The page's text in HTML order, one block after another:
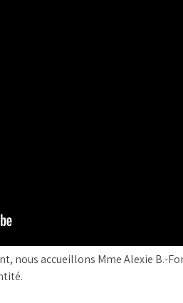
nous accueillons Mme Alexie B.-